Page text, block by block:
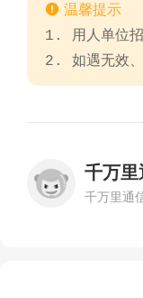
 温馨提示
1. 用人单位招
2. 如遇无效、
千万里
千万里通